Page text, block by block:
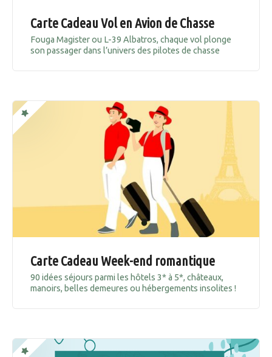
Carte Cadeau Vol en Avion de Chasse
Fouga Magister ou L-39 Albatros, chaque vol plonge
son passager dans l’univers des pilotes de chasse
Carte Cadeau Week-end romantique
90 idées séjours parmi les hôtels 3* à 5*, châteaux,
manoirs, belles demeures ou hébergements insolites !